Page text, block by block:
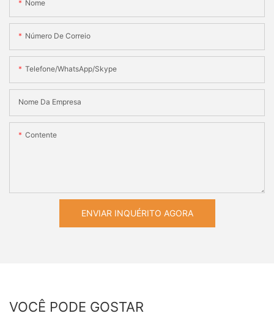
Nome
Número De Correio
Telefone/WhatsApp/Skype
Nome Da Empresa
Contente
ENVIAR INQUÉRITO AGORA
VOCÊ PODE GOSTAR